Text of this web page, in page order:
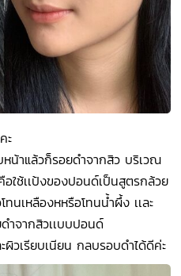
ะ
หน้าแล้วก็รอยดำจากสิว บริเวณ
ใช้เเป้งของปอนด์เป็นสูตรกล้วย
นเหลืองหหรือโทนน้ำผึ้ง เเละ
ำจากสิวเเบบปอนด์
ผิวเรียบเนียน กลบรอบดำได้ดีค่ะ